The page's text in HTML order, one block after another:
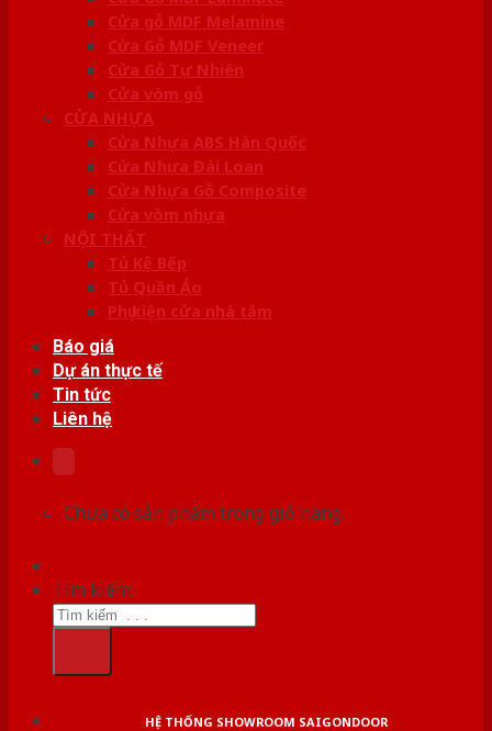
Cửa gỗ MDF Melamine
Cửa Gỗ MDF Veneer
Cửa Gỗ Tự Nhiên
Cửa vòm gỗ
CỬA NHỰA
Cửa Nhựa ABS Hàn Quốc
Cửa Nhựa Đài Loan
Cửa Nhựa Gỗ Composite
Cửa vòm nhựa
NỘI THẤT
Tủ Kệ Bếp
Tủ Quần Áo
Phụ kiện cửa nhà tắm
Báo giá
Dự án thực tế
Tin tức
Liên hệ
Chưa có sản phẩm trong giỏ hàng.
Tìm kiếm:
HỆ THỐNG SHOWROOM SAIGONDOOR